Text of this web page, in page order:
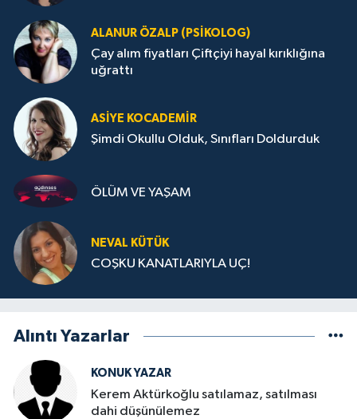
ALANUR ÖZALP (PSIKOLOG)
Çay alım fiyatları Çiftçiyi hayal kırıklığına
uğrattı
ASIYE KOCADEMİR
Şimdi Okullu Olduk, Sınıfları Doldurduk
ÖLÜM VE YAŞAM
NEVAL KÜTÜK
COŞKU KANATLARIYLA UÇ!
Alıntı Yazarlar
KONUK YAZAR
Kerem Aktürkoğlu satılamaz, satılması
dahi düşünülemez